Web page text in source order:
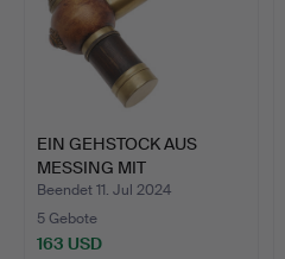
EIN GEHSTOCK AUS
MESSING MIT
TELESKOPGRIFF.
Beendet 11. Jul 2024
5 Gebote
163 USD